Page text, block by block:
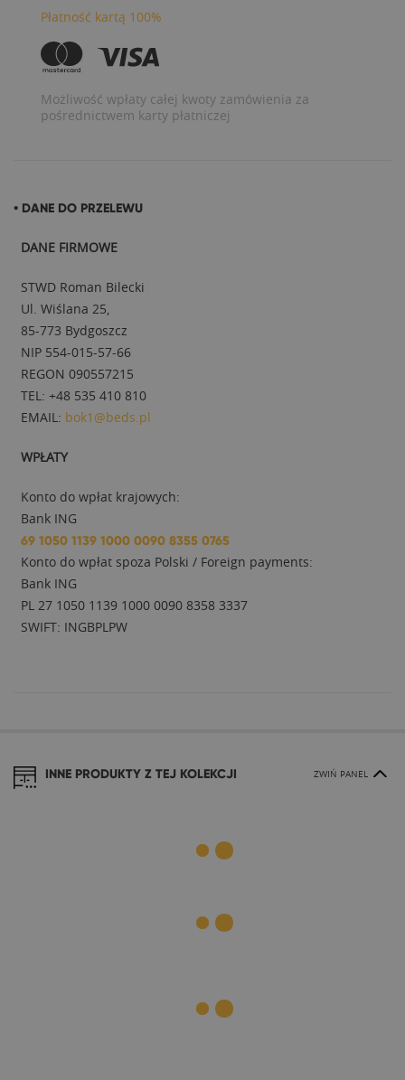
Płatność kartą 100%
Możliwość wpłaty całej kwoty zamówienia za
pośrednictwem karty płatniczej
• DANE DO PRZELEWU
DANE FIRMOWE
STWD Roman Bilecki
Ul. Wiślana 25,
85-773 Bydgoszcz
NIP 554-015-57-66
REGON 090557215
TEL: +48 535 410 810
EMAIL: bok1@beds.pl
WPŁATY
Konto do wpłat krajowych:
Bank ING
69 1050 1139 1000 0090 8355 0765
Konto do wpłat spoza Polski / Foreign payments:
Bank ING
PL 27 1050 1139 1000 0090 8358 3337
SWIFT: INGBPLPW
INNE PRODUKTY Z TEJ KOLEKCJI ZWIŃ PANEL